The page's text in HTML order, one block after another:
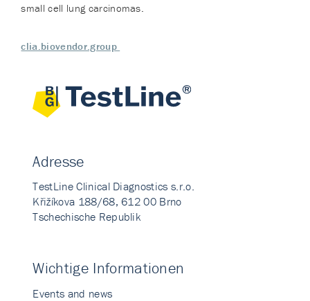
small cell lung carcinomas.
clia.biovendor.group
Adresse
TestLine Clinical Diagnostics s.r.o.
Křižíkova 188/68, 612 00 Brno
Tschechische Republik
Wichtige Informationen
Events and news